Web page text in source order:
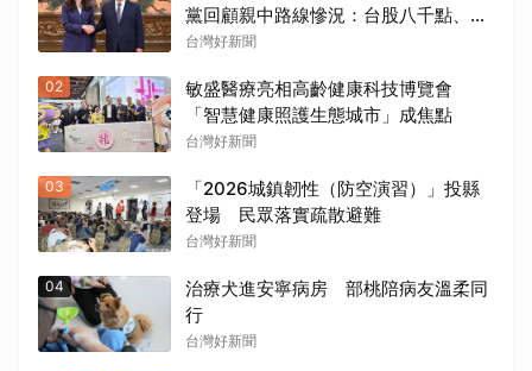
黨回顧親中路線慘況：台股八千點、經
濟成長2.8％
台灣好新聞
02
敏盛醫療亮相高齡健康科技博覽會
「智慧健康照護生態城市」成焦點
台灣好新聞
03
「2026城鎮韌性（防空演習）」投縣
登場 民眾落實疏散避難
台灣好新聞
04
治療犬進安寧病房 部桃陪病友溫柔同
行
台灣好新聞